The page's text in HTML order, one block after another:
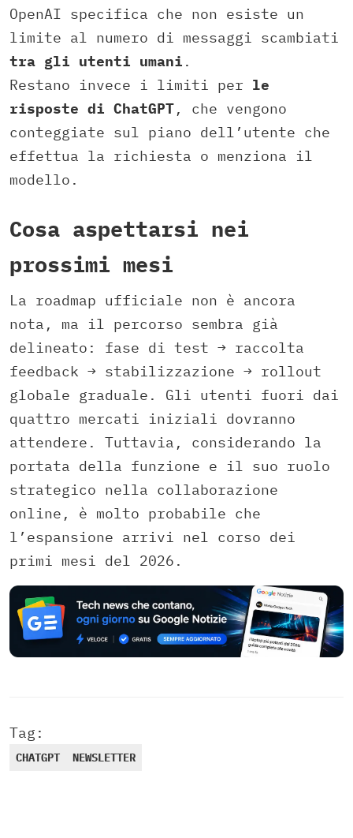
OpenAI specifica che non esiste un
limite al numero di messaggi scambiati
tra gli utenti umani .
Restano invece i limiti per le
risposte di ChatGPT, che vengono
conteggiate sul piano dell’utente che
effettua la richiesta o menziona il
modello.
Cosa aspettarsi nei
prossimi mesi
La roadmap ufficiale non è ancora
nota, ma il percorso sembra già
delineato: fase di test → raccolta
feedback → stabilizzazione → rollout
globale graduale. Gli utenti fuori dai
quattro mercati iniziali dovranno
attendere. Tuttavia, considerando la
portata della funzione e il suo ruolo
strategico nella collaborazione
online, è molto probabile che
l’espansione arrivi nel corso dei
primi mesi del 2026.
Tag:
CHATGPT NEWSLETTER